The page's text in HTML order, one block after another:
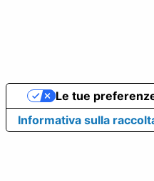
Informativa sulla
Le tue